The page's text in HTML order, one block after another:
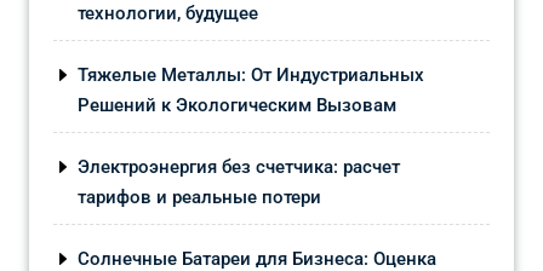
технологии, будущее
Тяжелые Металлы: От Индустриальных
Решений к Экологическим Вызовам
Электроэнергия без счетчика: расчет
тарифов и реальные потери
Солнечные Батареи для Бизнеса: Оценка